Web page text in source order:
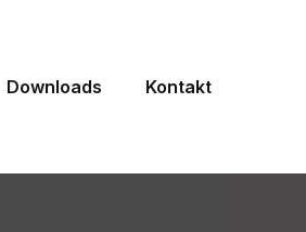
Downloads Kontakt